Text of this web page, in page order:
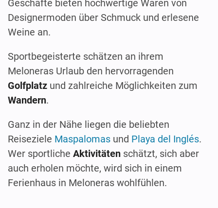
Geschäfte bieten hochwertige Waren von
Designermoden über Schmuck und erlesene
Weine an.
Sportbegeisterte schätzen an ihrem
Meloneras Urlaub den hervorragenden
Golfplatz und zahlreiche Möglichkeiten zum
Wandern.
Ganz in der Nähe liegen die beliebten
Reiseziele Maspalomas und Playa del Inglés.
Wer sportliche Aktivitäten schätzt, sich aber
auch erholen möchte, wird sich in einem
Ferienhaus in Meloneras wohlfühlen.